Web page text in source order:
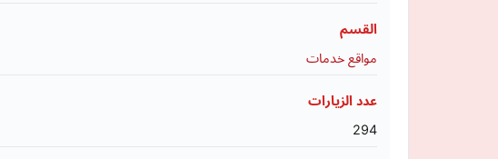
القسم
مواقع خدمات
عدد الزيارات
294